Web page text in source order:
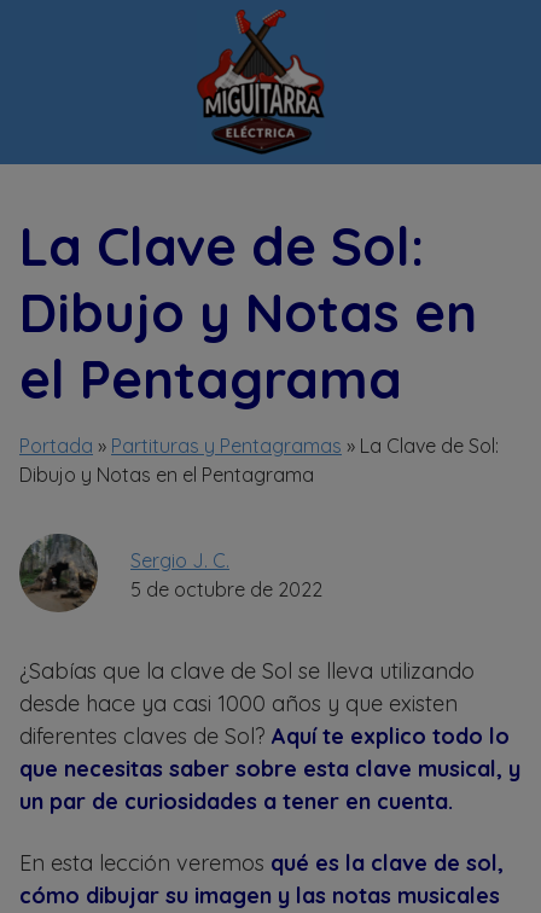
La Clave de Sol:
Dibujo y Notas en
el Pentagrama
Portada » Partituras y Pentagramas » La Clave de Sol:
Dibujo y Notas en el Pentagrama
Sergio J. C.
5 de octubre de 2022
¿Sabías que la clave de Sol se lleva utilizando
desde hace ya casi 1000 años y que existen
diferentes claves de Sol? Aquí te explico todo lo
que necesitas saber sobre esta clave musical, y
un par de curiosidades a tener en cuenta.
En esta lección veremos qué es la clave de sol,
cómo dibujar su imagen y las notas musicales